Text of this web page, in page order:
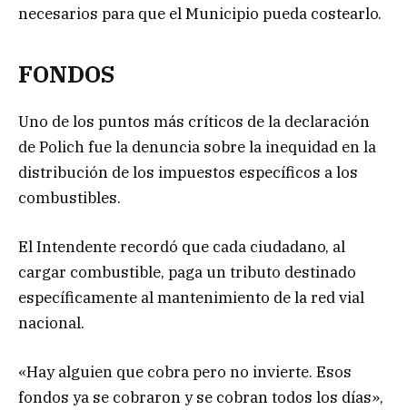
necesarios para que el Municipio pueda costearlo.
FONDOS
Uno de los puntos más críticos de la declaración
de Polich fue la denuncia sobre la inequidad en la
distribución de los impuestos específicos a los
combustibles.
El Intendente recordó que cada ciudadano, al
cargar combustible, paga un tributo destinado
específicamente al mantenimiento de la red vial
nacional.
«Hay alguien que cobra pero no invierte. Esos
fondos ya se cobraron y se cobran todos los días»,